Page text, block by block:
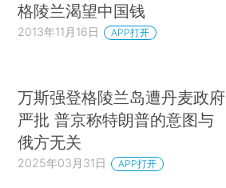
格陵兰渴望中国钱
2013年11月16日 APP打开
万斯强登格陵兰岛遭丹麦政府
严批 普京称特朗普的意图与
俄方无关
2025年03月31日 APP打开